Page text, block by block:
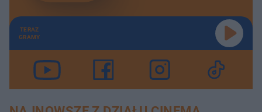
TERAZ
GRAMY